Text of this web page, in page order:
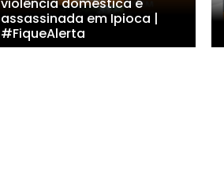
violência doméstica é
assassinada em Ipioca |
#FiqueAlerta